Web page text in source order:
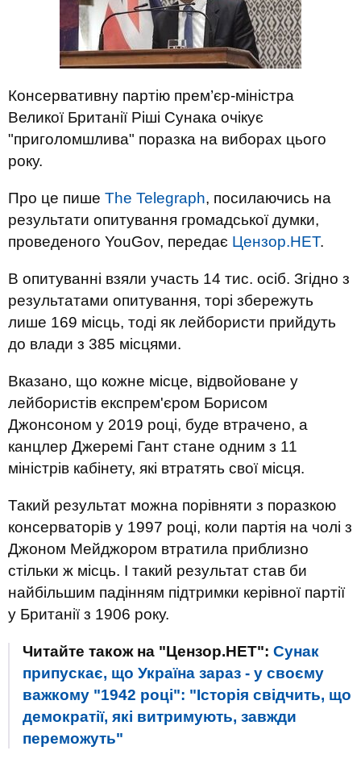
Консервативну партію прем’єр-міністра
Великої Британії Ріші Сунака очікує
"приголомшлива" поразка на виборах цього
року.
Про це пише The Telegraph, посилаючись на
результати опитування громадської думки,
проведеного YouGov, передає Цензор.НЕТ.
В опитуванні взяли участь 14 тис. осіб. Згідно з
результатами опитування, торі збережуть
лише 169 місць, тоді як лейбористи прийдуть
до влади з 385 місцями.
Вказано, що кожне місце, відвойоване у
лейбористів експрем'єром Борисом
Джонсоном у 2019 році, буде втрачено, а
канцлер Джеремі Гант стане одним з 11
міністрів кабінету, які втратять свої місця.
Такий результат можна порівняти з поразкою
консерваторів у 1997 році, коли партія на чолі з
Джоном Мейджором втратила приблизно
стільки ж місць. І такий результат став би
найбільшим падінням підтримки керівної партії
у Британії з 1906 року.
Читайте також на "Цензор.НЕТ": Сунак
припускає, що Україна зараз - у своєму
важкому "1942 році": "Історія свідчить, що
демократії, які витримують, завжди
переможуть"